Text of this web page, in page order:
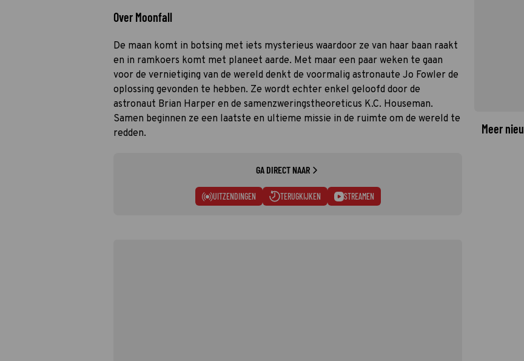
Over Moonfall
De maan komt in botsing met iets mysterieus waardoor ze van haar baan raakt
en in ramkoers komt met planeet aarde. Met maar een paar weken te gaan
voor de vernietiging van de wereld denkt de voormalig astronaute Jo Fowler de
oplossing gevonden te hebben. Ze wordt echter enkel geloofd door de
astronaut Brian Harper en de samenzweringstheoreticus K.C. Houseman.
Samen beginnen ze een laatste en ultieme missie in de ruimte om de wereld te
redden.
GA DIRECT NAAR
UITZENDINGEN TERUGKIJKEN STREAMEN
Meer